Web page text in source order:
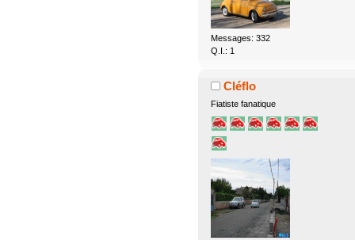
Messages: 332
Q.I.: 1
Cléflo
Fiatiste fanatique